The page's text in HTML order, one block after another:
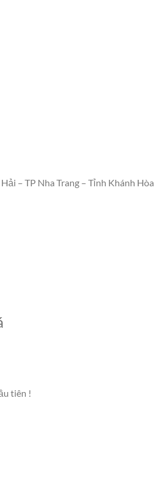
– TP Nha Trang – Tỉnh Khánh Hòa
tiên !